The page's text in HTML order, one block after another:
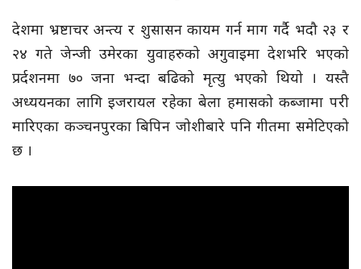
देशमा भ्रष्टाचर अन्त्य र शुसासन कायम गर्न माग गर्दै भदौ २३ र
२४ गते जेन्जी उमेरका युवाहरुको अगुवाइमा देशभरि भएको
प्रर्दशनमा ७० जना भन्दा बढिको मृत्यु भएको थियो । यस्तै
अध्ययनका लागि इजरायल रहेका बेला हमासको कब्जामा परी
मारिएका कञ्चनपुरका बिपिन जोशीबारे पनि गीतमा समेटिएको
छ ।